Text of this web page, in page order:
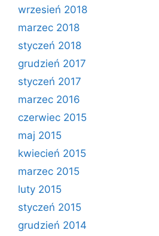
wrzesień 2018
marzec 2018
styczeń 2018
grudzień 2017
styczeń 2017
marzec 2016
czerwiec 2015
maj 2015
kwiecień 2015
marzec 2015
luty 2015
styczeń 2015
grudzień 2014